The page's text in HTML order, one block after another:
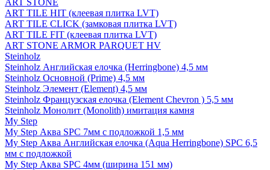
ART STONE
ART TILE HIT (клеевая плитка LVT)
ART TILE CLICK (замковая плитка LVT)
ART TILE FIT (клеевая плитка LVT)
ART STONE ARMOR PARQUET HV
Steinholz
Steinholz Английская елочка (Herringbone) 4,5 мм
Steinholz Основной (Prime) 4,5 мм
Steinholz Элемент (Element) 4,5 мм
Steinholz Французская елочка (Element Chevron ) 5,5 мм
Steinholz Монолит (Monolith) имитация камня
My Step
My Step Аква SPC 7мм c подложкой 1,5 мм
My Step Аква Английская елочка (Aqua Herringbone) SPC 6,5
мм с подложкой
My Step Аква SPC 4мм (ширина 151 мм)